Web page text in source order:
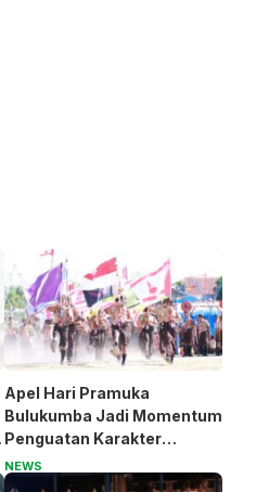
Apel Hari Pramuka
Bulukumba Jadi Momentum
Penguatan Karakter
Generasi Muda
NEWS